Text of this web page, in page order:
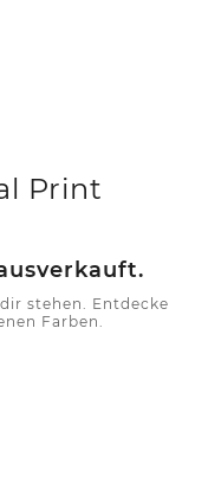
Print
stehen. Entdecke
Farben.